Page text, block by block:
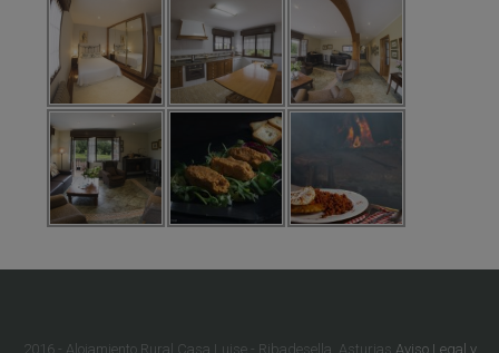
2016 - Alojamiento Rural Casa Luise - Ribadesella, Asturias Aviso Legal y